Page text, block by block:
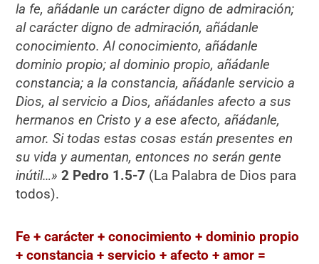
la fe, añádanle un carácter digno de admiración;
al carácter digno de admiración, añádanle
conocimiento. Al conocimiento, añádanle
dominio propio; al dominio propio, añádanle
constancia; a la constancia, añádanle servicio a
Dios, al servicio a Dios, añádanles afecto a sus
hermanos en Cristo y a ese afecto, añádanle,
amor. Si todas estas cosas están presentes en
su vida y aumentan, entonces no serán gente
inútil…» 2 Pedro 1.5-7 (La Palabra de Dios para
todos).
Fe + carácter + conocimiento + dominio propio
+ constancia + servicio + afecto + amor =